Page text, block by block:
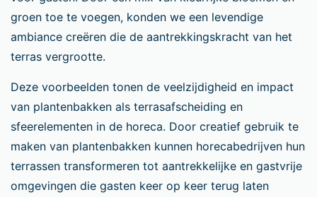
groen toe te voegen, konden we een levendige
ambiance creëren die de aantrekkingskracht van het
terras vergrootte.
Deze voorbeelden tonen de veelzijdigheid en impact
van plantenbakken als terrasafscheiding en
sfeerelementen in de horeca. Door creatief gebruik te
maken van plantenbakken kunnen horecabedrijven hun
terrassen transformeren tot aantrekkelijke en gastvrije
omgevingen die gasten keer op keer terug laten